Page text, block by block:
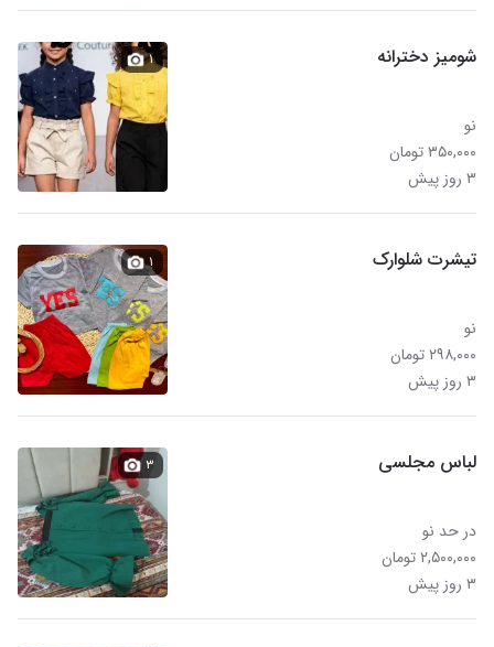
شومیز دخترانه
نو
۳۵۰,۰۰۰ تومان
۳ روز پیش
۱
تیشرت شلوارک
نو
۲۹۸,۰۰۰ تومان
۳ روز پیش
۱
لباس مجلسی
در حد نو
۲,۵۰۰,۰۰۰ تومان
۳ روز پیش
۳